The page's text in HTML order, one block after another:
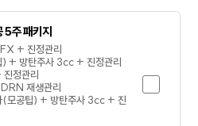
주 패키지
+ 진정관리
+ 방탄주사 3cc + 진정관리
정관리
재생관리
모공팁) + 방탄주사 3cc + 진